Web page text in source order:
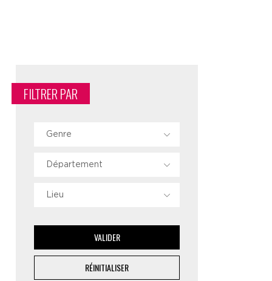
FILTRER PAR
Genre
Département
Lieu
VALIDER
RÉINITIALISER